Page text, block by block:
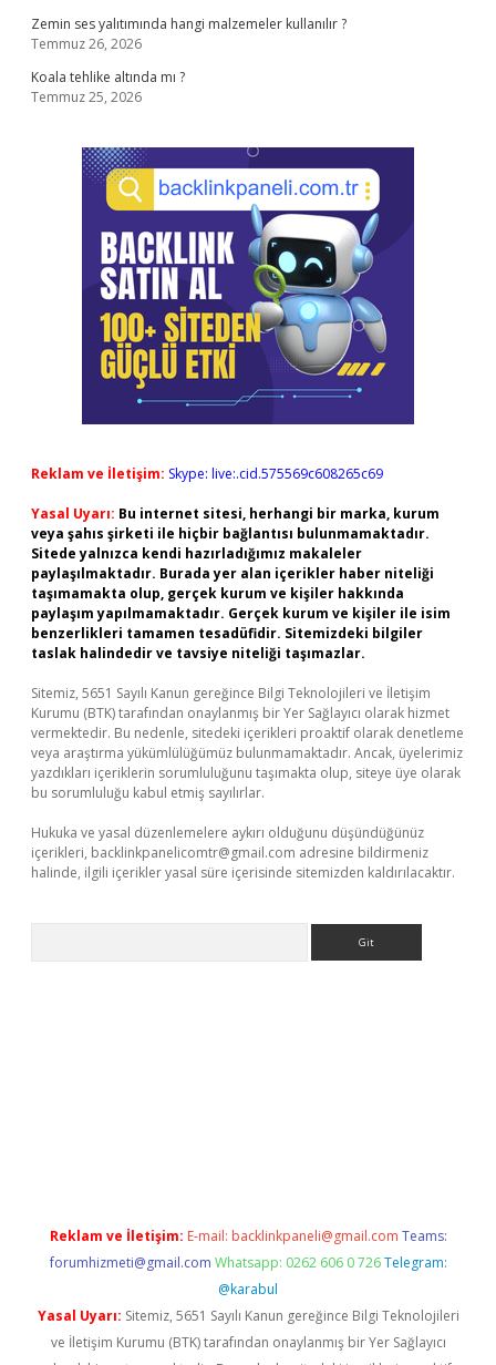
Zemin ses yalıtımında hangi malzemeler kullanılır ?
Temmuz 26, 2026
Koala tehlike altında mı ?
Temmuz 25, 2026
Reklam ve İletişim: Skype: live:.cid.575569c608265c69
Yasal Uyarı: Bu internet sitesi, herhangi bir marka, kurum
veya şahıs şirketi ile hiçbir bağlantısı bulunmamaktadır.
Sitede yalnızca kendi hazırladığımız makaleler
paylaşılmaktadır. Burada yer alan içerikler haber niteliği
taşımamakta olup, gerçek kurum ve kişiler hakkında
paylaşım yapılmamaktadır. Gerçek kurum ve kişiler ile isim
benzerlikleri tamamen tesadüfidir. Sitemizdeki bilgiler
taslak halindedir ve tavsiye niteliği taşımazlar.
Sitemiz, 5651 Sayılı Kanun gereğince Bilgi Teknolojileri ve İletişim
Kurumu (BTK) tarafından onaylanmış bir Yer Sağlayıcı olarak hizmet
vermektedir. Bu nedenle, sitedeki içerikleri proaktif olarak denetleme
veya araştırma yükümlülüğümüz bulunmamaktadır. Ancak, üyelerimiz
yazdıkları içeriklerin sorumluluğunu taşımakta olup, siteye üye olarak
bu sorumluluğu kabul etmiş sayılırlar.
Hukuka ve yasal düzenlemelere aykırı olduğunu düşündüğünüz
içerikleri, backlinkpanelicomtr@gmail.com adresine bildirmeniz
halinde, ilgili içerikler yasal süre içerisinde sitemizden kaldırılacaktır.
Reklam ve İletişim: E-mail: backlinkpaneli@gmail.com Teams:
forumhizmeti@gmail.com Whatsapp: 0262 606 0 726 Telegram:
@karabul
Yasal Uyarı: Sitemiz, 5651 Sayılı Kanun gereğince Bilgi Teknolojileri
ve İletişim Kurumu (BTK) tarafından onaylanmış bir Yer Sağlayıcı